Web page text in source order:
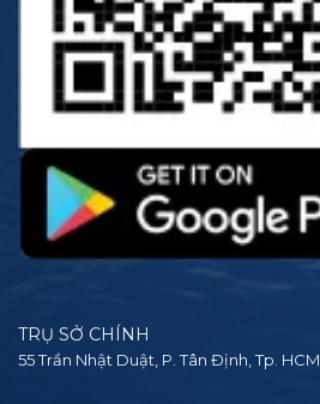
TRỤ SỞ CHÍNH
55 Trần Nhật Duật, P. Tân Định, Tp. HCM